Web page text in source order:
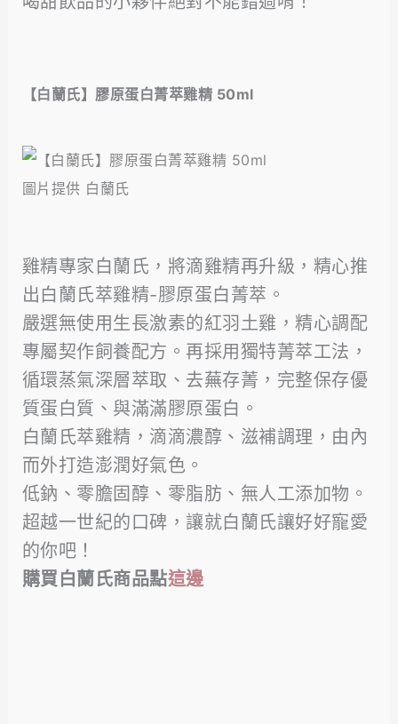
【白蘭氏】膠原蛋白菁萃雞精 50ml
圖片提供 白蘭氏
雞精專家白蘭氏，將滴雞精再升級，精心推
出白蘭氏萃雞精-膠原蛋白菁萃。
嚴選無使用生長激素的紅羽土雞，精心調配
專屬契作飼養配方。再採用獨特菁萃工法，
循環蒸氣深層萃取、去蕪存菁，完整保存優
質蛋白質、與滿滿膠原蛋白。
白蘭氏萃雞精，滴滴濃醇、滋補調理，由內
而外打造澎潤好氣色。
低鈉、零膽固醇、零脂肪、無人工添加物。
超越一世紀的口碑，讓就白蘭氏讓好好寵愛
的你吧！
購買白蘭氏商品點這邊